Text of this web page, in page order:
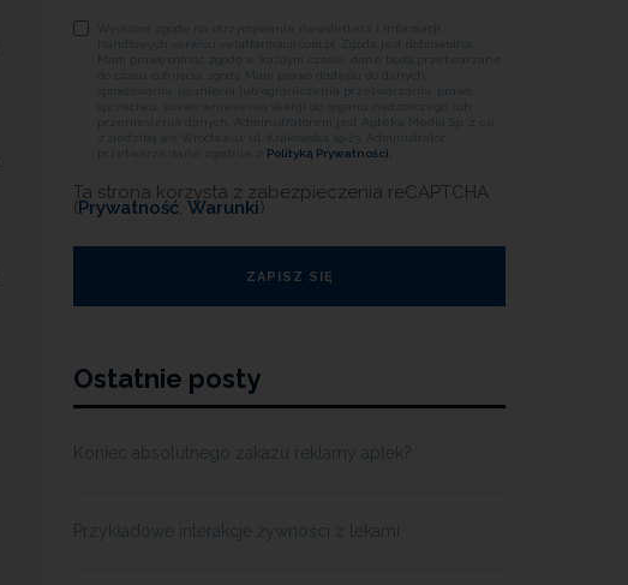
Polityką Prywatności.
Ta strona korzysta z zabezpieczenia reCAPTCHA
(Prywatność, Warunki)
Ostatnie posty